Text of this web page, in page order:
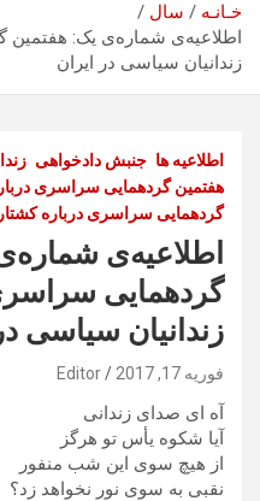
خـانـه
سال
اطلاعیه‌ی شماره‌ی یک: هفتمین
زندانیان سیاسی در ایران
اطلاعیه ها جنبش دادخواهی
هفتمین گردهمایی سراسری
گردهمایی سراسری درباره
اطلاعیه‌ی
گردهمایی
زندانیان سیاسی
فوریه 17, 2017 Editor
آه ای صدای زندانی
آیا شکوه یأس تو هرگز
از هیچ سوی این شب منفور
نقبی به سوی نور نخواهد زد؟